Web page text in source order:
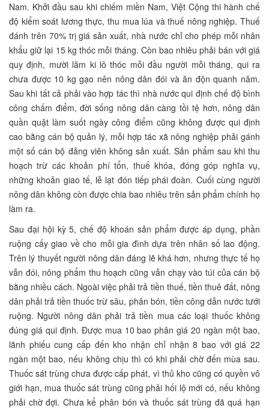
Nam. Khởi đầu sau khi chiếm miền Nam, Việt Cộng thi hành chế
độ kiểm soát lương thực, thu mua lúa và thuế nông nghiệp. Thuế
đánh trên 70% trị giá sản xuất, nhà nước chỉ cho phép mỗi nhân
khẩu giữ lại 15 kg thóc mỗi tháng. Còn bao nhiêu phải bán với giá
quy định, mười lăm ki lô thóc mỗi đầu người mỗi tháng, qui ra
chưa được 10 kg gạo nên nông dân đói và ăn độn quanh năm.
Sau khi tất cả phải vào hợp tác thì nhà nước qui định chế độ bình
công chấm điểm, đời sống nông dân càng tồi tệ hơn, nông dân
quần quật làm suốt ngày công điểm cũng không được qui định
cao bằng cán bộ quản lý, mỗi hợp tác xã nông nghiệp phải gánh
một số cán bộ đảng viên không sản xuất. Sản phẩm sau khi thu
hoạch trừ các khoản phí tổn, thuế khóa, đóng góp nghĩa vụ,
những khoản giao tế, lễ lạt đón tiếp phái đoàn. Cuối cùng người
nông dân không còn được chia bao nhiêu trên sản phẩm chính họ
làm ra.
Sau đại hội kỳ 5, chế độ khoán sản phẩm được áp dụng, phần
ruộng cấy giao về cho mỗi gia đình dựa trên nhân số lao động.
Trên lý thuyết người nông dân đáng lẽ khá hơn, nhưng thực tế họ
vẫn đói, nông phẩm thu hoạch cũng vẫn chạy vào túi của cán bộ
bằng nhiều cách. Ngoài việc phải trả tiền thuế, tiền thuê đất, nông
dân phải trả tiền thuốc trừ sâu, phân bón, tiền công dẫn nước tưới
ruộng. Người nông dân phải trả tiền mua các loại thuốc không
đúng giá qui định. Được mua 10 bao phân giá 20 ngàn một bao,
lãnh phiếu cung cấp đến kho nhận chỉ nhận 8 bao với giá 22
ngàn một bao, nếu không chịu thì có khi phải chờ đến mùa sau.
Thuốc sát trùng chưa được cấp phát, vì thủ kho cũng có quyền vô
giới hạn, mua thuốc sát trùng cũng phải hối lộ mới có, nếu không
phải chờ đợi. Chưa kể phân bón và thuốc sát trùng đã quá hạn